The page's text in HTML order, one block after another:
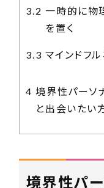
3.2 一時的に物
を置く
3.3 マインドフ
4 境界性パーソ
と出会いたい
境界性パ